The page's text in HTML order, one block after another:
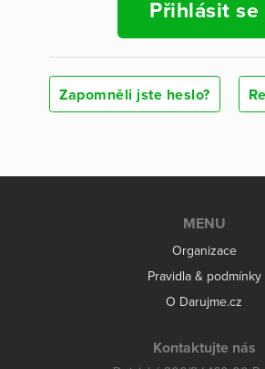
Přihlásit se
Zapomněli jste heslo?
MENU
Organizace
Pravidla & podmínky
O Darujme.cz
Kontaktujte nás